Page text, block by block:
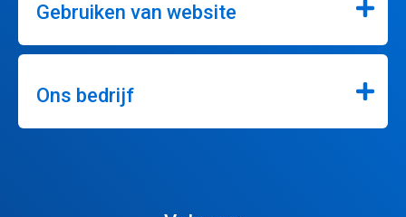
Gebruiken van website
Ons bedrijf